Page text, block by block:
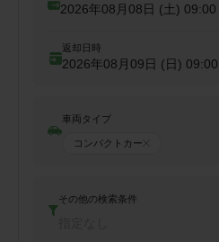
2026年08月08日 (土) 09:00
返却日時
2026年08月09日 (日) 09:00
車両タイプ
コンパクトカー
その他の検索条件